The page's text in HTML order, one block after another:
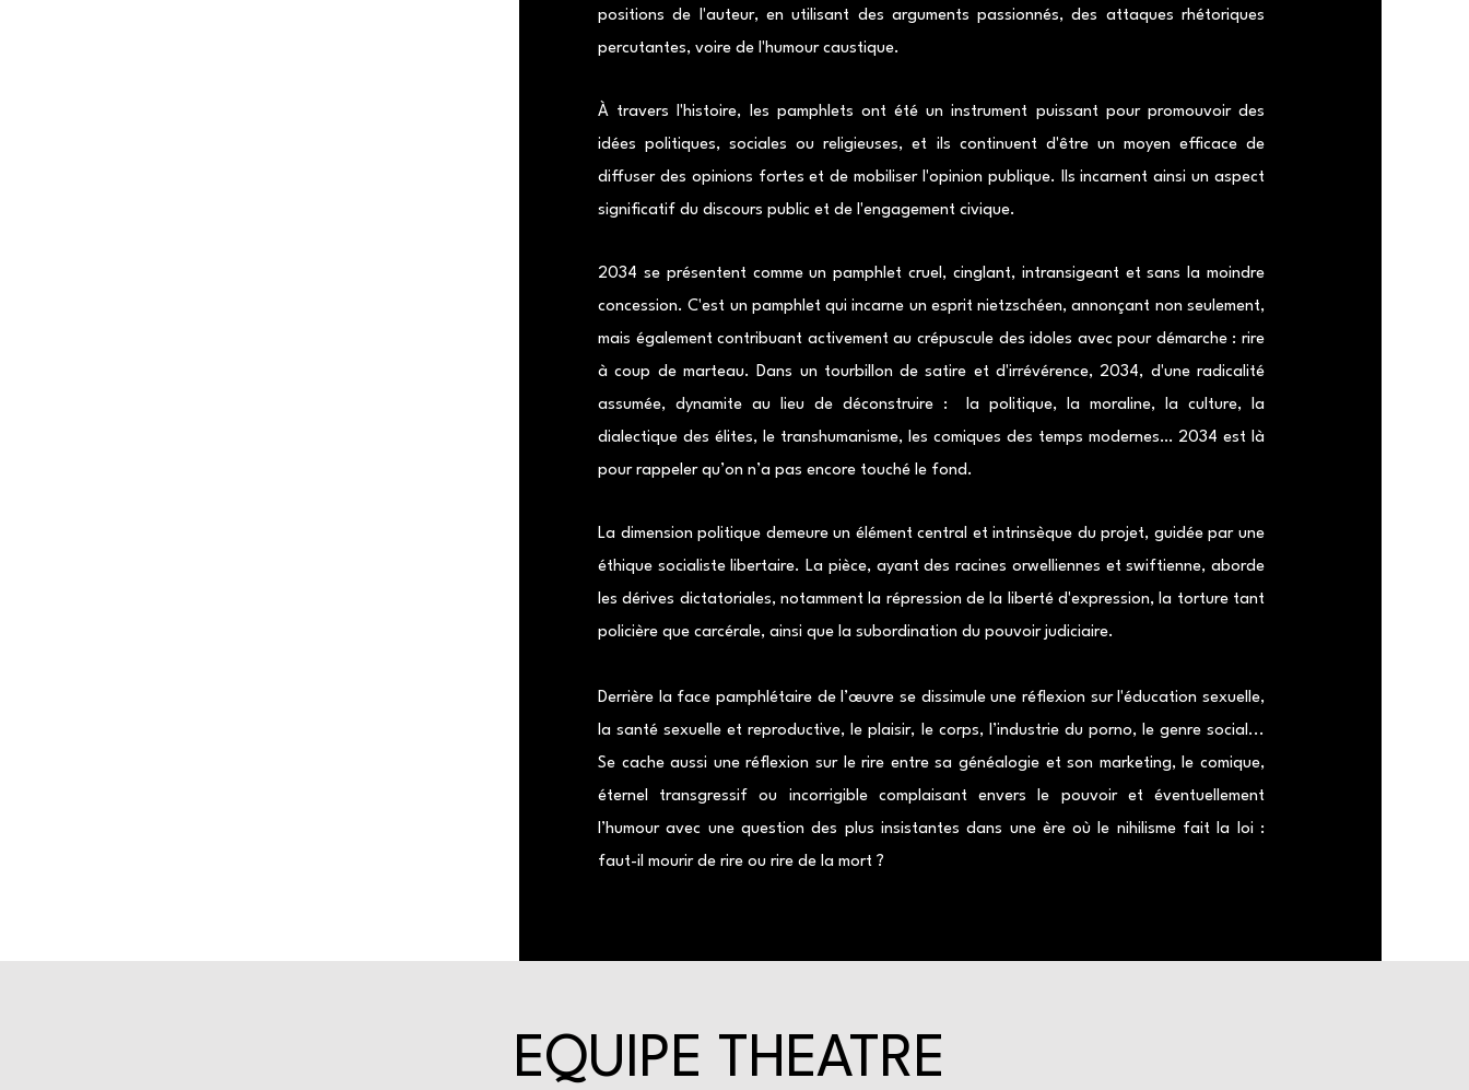
positions de l'auteur, en utilisant des arguments passionnés, des attaques rhétoriques
percutantes, voire de l'humour caustique.
À travers l'histoire, les pamphlets ont été un instrument puissant pour promouvoir des
idées politiques, sociales ou religieuses, et ils continuent d'être un moyen efficace de
diffuser des opinions fortes et de mobiliser l'opinion publique. Ils incarnent ainsi un aspect
significatif du discours public et de l'engagement civique.
2034 se présentent comme un pamphlet cruel, cinglant, intransigeant et sans la moindre
concession. C'est un pamphlet qui incarne un esprit nietzschéen, annonçant non seulement,
mais également contribuant activement au crépuscule des idoles avec pour démarche : rire
à coup de marteau. Dans un tourbillon de satire et d'irrévérence, 2034, d'une radicalité
assumée, dynamite au lieu de déconstruire : la politique, la moraline, la culture, la
dialectique des élites, le transhumanisme, les comiques des temps modernes… 2034 est là
pour rappeler qu’on n’a pas encore touché le fond.
La dimension politique demeure un élément central et intrinsèque du projet, guidée par une
éthique socialiste libertaire. La pièce, ayant des racines orwelliennes et swiftienne, aborde
les dérives dictatoriales, notamment la répression de la liberté d'expression, la torture tant
policière que carcérale, ainsi que la subordination du pouvoir judiciaire.
Derrière la face pamphlétaire de l’œuvre se dissimule une réflexion sur l'éducation sexuelle,
la santé sexuelle et reproductive, le plaisir, le corps, l’industrie du porno, le genre social...
Se cache aussi une réflexion sur le rire entre sa généalogie et son marketing, le comique,
éternel transgressif ou incorrigible complaisant envers le pouvoir et éventuellement
l’humour avec une question des plus insistantes dans une ère où le nihilisme fait la loi :
faut-il mourir de rire ou rire de la mort ?
EQUIPE THEATRE